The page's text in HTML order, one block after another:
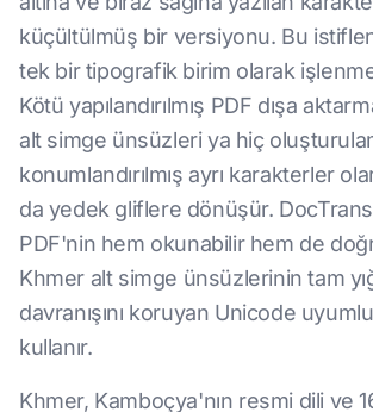
küçültülmüş bir versiyonu. Bu
tek bir tipografik birim olarak
Kötü yapılandırılmış PDF dışa
alt simge ünsüzleri ya hiç
konumlandırılmış ayrı karakterler
da yedek gliflere dönüşür.
PDF'nin hem okunabilir hem de
Khmer alt simge ünsüzlerinin tam
davranışını koruyan Unicode
kullanır.
Khmer, Kamboçya'nın resmi dili ve